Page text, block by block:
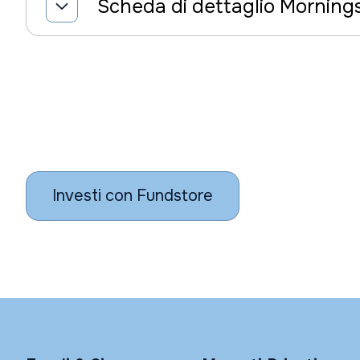
Scheda di dettaglio
Investi con Fundstore